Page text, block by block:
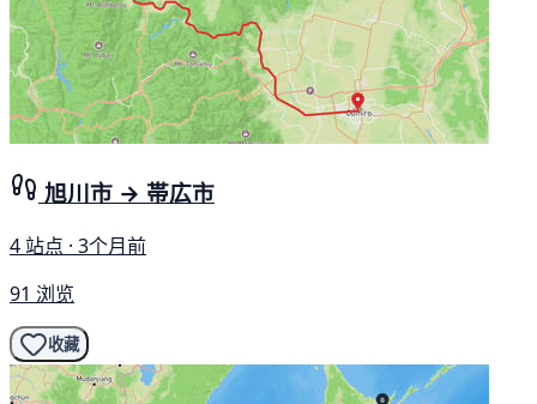
旭川市 → 帯広市
4 站点 · 3个月前
91 浏览
收藏